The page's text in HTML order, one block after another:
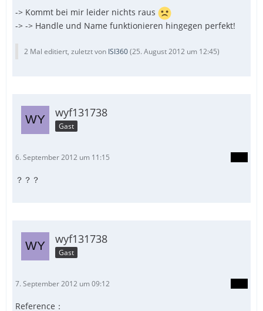
-> Kommt bei mir leider nichts raus
-> -> Handle und Name funktionieren hingegen perfekt!
2 Mal editiert, zuletzt von ISI360(25. August 2012 um 12:45)
wyf131738
Gast
6. September 2012 um 11:15
？？？
wyf131738
Gast
7. September 2012 um 09:12
Reference：